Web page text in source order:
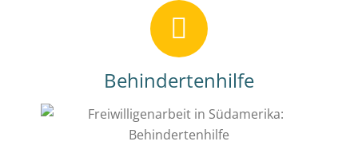
Behindertenhilfe